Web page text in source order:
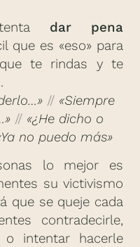
dar pena
que es «eso» para
te rindas y te
// «Siempre
// «¿He dicho o
no puedo más»
lo mejor es
su victivismo
que se queje cada
contradecirle,
o intentar hacerle